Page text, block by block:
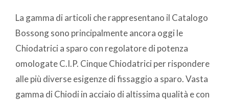
La gamma di articoli che rappresentano il Catalogo
Bossong sono principalmente ancora oggi le
Chiodatrici a sparo con regolatore di potenza
omologate C.I.P. Cinque Chiodatrici per rispondere
alle più diverse esigenze di fissaggio a sparo. Vasta
gamma di Chiodi in acciaio di altissima qualità e con